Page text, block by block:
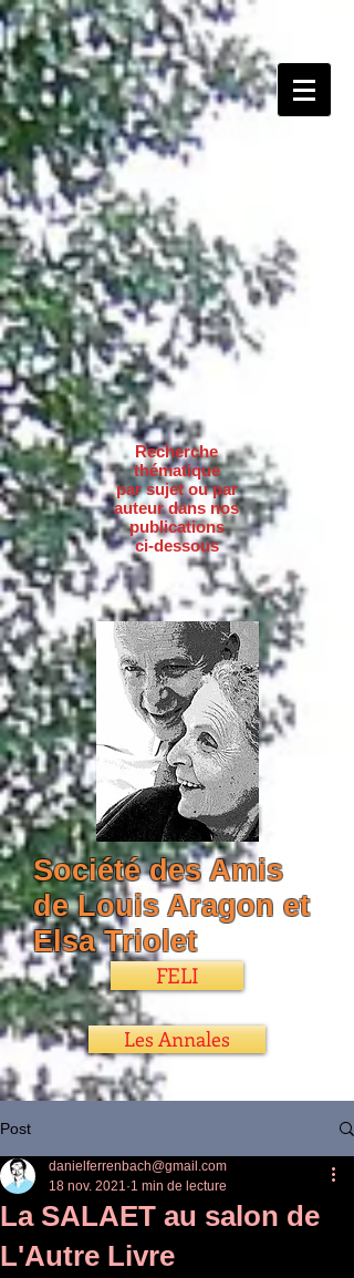
Recherche
thématique
par sujet ou par
auteur dans nos
publications
ci-dessous
Société des Amis
de Louis Aragon et
Elsa Triolet
FELI
Les Annales
Post
La SALAET au salon de
L'Autre Livre
danielferrenbach@gmail.com
18 nov. 2021 1 min de lecture